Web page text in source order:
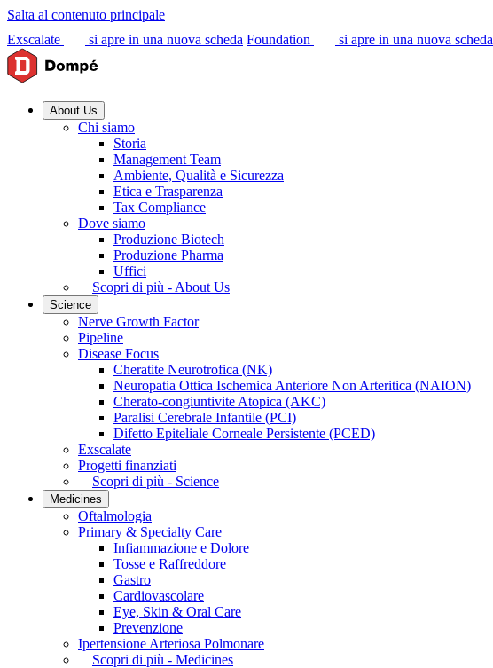
Salta al contenuto principale
Exscalate
si apre in una nuova scheda Foundation si apre in una nuova scheda
About Us
Chi siamo
Storia
Management Team
Ambiente, Qualità e Sicurezza
Etica e Trasparenza
Tax Compliance
Dove siamo
Produzione Biotech
Produzione Pharma
Uffici
Scopri di più - About Us
Science
Nerve Growth Factor
Pipeline
Disease Focus
Cheratite Neurotrofica (NK)
Neuropatia Ottica Ischemica Anteriore Non Arteritica (NAION)
Cherato-congiuntivite Atopica (AKC)
Paralisi Cerebrale Infantile (PCI)
Difetto Epiteliale Corneale Persistente (PCED)
Exscalate
Progetti finanziati
Scopri di più - Science
Medicines
Oftalmologia
Primary & Specialty Care
Infiammazione e Dolore
Tosse e Raffreddore
Gastro
Cardiovascolare
Eye, Skin & Oral Care
Prevenzione
Ipertensione Arteriosa Polmonare
Scopri di più - Medicines